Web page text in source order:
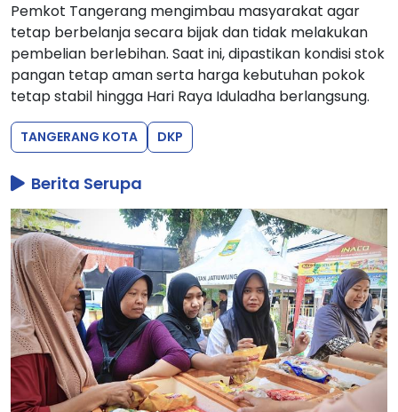
Pemkot Tangerang mengimbau masyarakat agar
tetap berbelanja secara bijak dan tidak melakukan
pembelian berlebihan. Saat ini, dipastikan kondisi stok
pangan tetap aman serta harga kebutuhan pokok
tetap stabil hingga Hari Raya Iduladha berlangsung.
TANGERANG KOTA DKP
Berita Serupa